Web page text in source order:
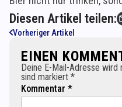
Diesen Artikel teilen:
Vorheriger Artikel
EINEN
Deine E-Mail-Adresse
sind markiert *
Kommentar *